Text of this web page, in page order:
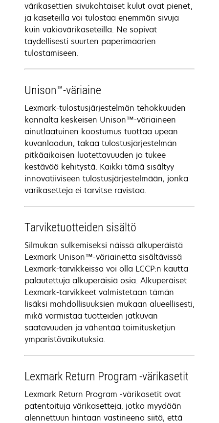
värikasettien sivukohtaiset kulut ovat pienet,
ja kaseteilla voi tulostaa enemmän sivuja
kuin vakiovärikaseteilla. Ne sopivat
täydellisesti suurten paperimäärien
tulostamiseen.
Unison™-väriaine
Lexmark-tulostusjärjestelmän tehokkuuden
kannalta keskeisen Unison™-väriaineen
ainutlaatuinen koostumus tuottaa upean
kuvanlaadun, takaa tulostusjärjestelmän
pitkäaikaisen luotettavuuden ja tukee
kestävää kehitystä. Kaikki tämä sisältyy
innovatiiviseen tulostusjärjestelmään, jonka
värikasetteja ei tarvitse ravistaa.
Tarviketuotteiden sisältö
Silmukan sulkemiseksi näissä alkuperäistä
Lexmark Unison™-väriainetta sisältävissä
Lexmark-tarvikkeissa voi olla LCCP:n kautta
palautettuja alkuperäisiä osia. Alkuperäiset
Lexmark-tarvikkeet valmistetaan tämän
lisäksi mahdollisuuksien mukaan alueellisesti,
mikä varmistaa tuotteiden jatkuvan
saatavuuden ja vähentää toimitusketjun
ympäristövaikutuksia.
Lexmark Return Program -värikasetit
Lexmark Return Program -värikasetit ovat
patentoituja värikasetteja, jotka myydään
alennettuun hintaan vastineena siitä, että